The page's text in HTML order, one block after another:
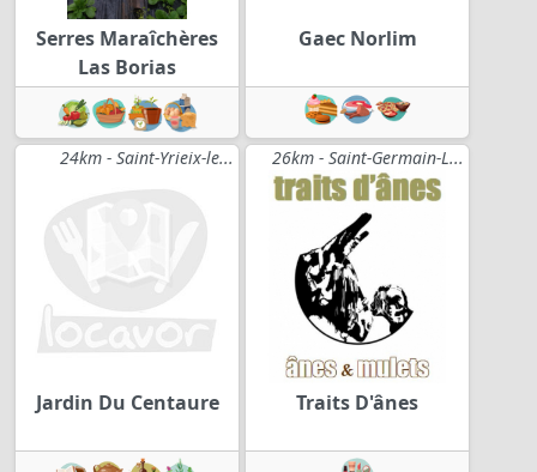
Serres Maraîchères
Las Borias
Gaec Norlim
24km - Saint-Yrieix-le...
Jardin Du Centaure
26km - Saint-Germain-L...
Traits D'ânes